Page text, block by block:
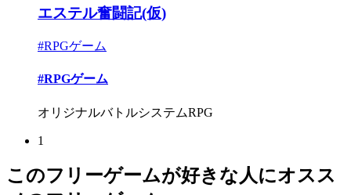
エステル奮闘記(仮)
#RPGゲーム
#RPGゲーム
オリジナルバトルシステムRPG
1
このフリーゲームが好きな人にオスス